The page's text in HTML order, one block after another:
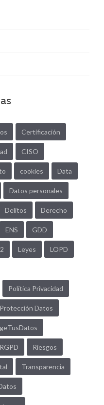
Certificación
CISO
cookies Data
Datos personales
Delitos Derecho
ENS GDD
Leyes LOPD
Política Privacidad
Protección Datos
RGPD Riesgos
Transparencia